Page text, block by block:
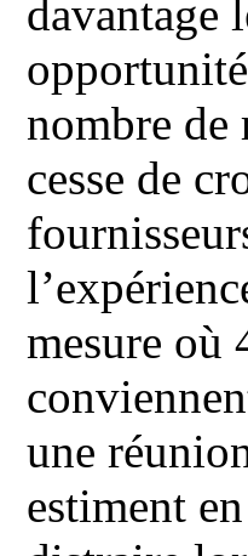
davantage
nombre de
cesse de
mesure où
une
estiment